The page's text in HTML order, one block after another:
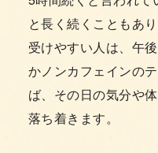
と長く続くこともあ
受けやすい人は、午
かノンカフェインの
ば、その日の気分や
落ち着きます。